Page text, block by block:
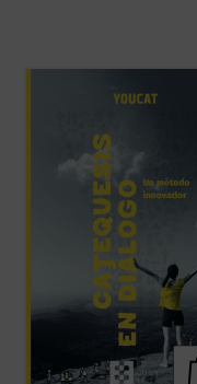
es el manual para todo el que
profunda en la gente joven. Una
introducción general a la catequesis
moderna, pero ...(ver ficha)